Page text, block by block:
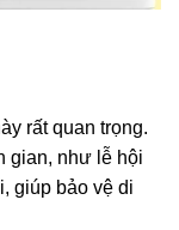
rất quan trọng.
gian, như lễ hội
giúp bảo vệ di